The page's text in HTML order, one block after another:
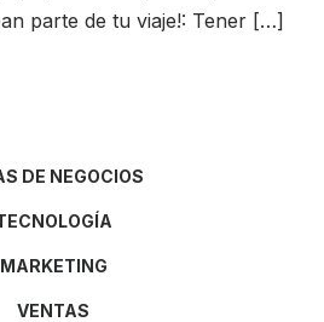
parte de tu viaje!: Tener […]
DE NEGOCIOS
MARKETING
VENTAS